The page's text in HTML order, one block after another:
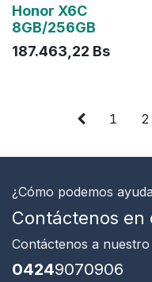
Agotado
Honor X6C
8GB/256GB
187.463,22 Bs
1 2
¿Cómo podemos
Contáctenos
Contáctenos a
04249070906